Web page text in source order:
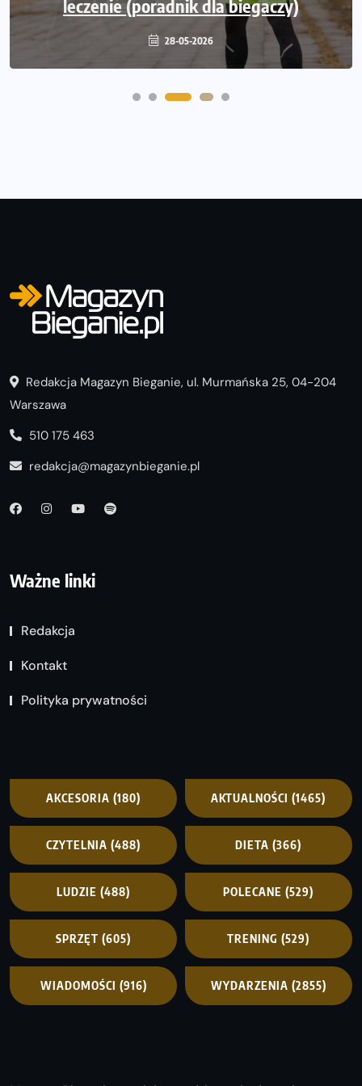
leczenie (poradnik dla biegaczy)
28-05-2026
Jakie badania wykonać?
21-05-2026
Redakcja Magazyn Bieganie, ul. Murmańska 25, 04-204
Warszawa
510 175 463
redakcja@magazynbieganie.pl
Ważne linki
Redakcja
Kontakt
Polityka prywatności
AKCESORIA (180) AKTUALNOŚCI (1465)
CZYTELNIA (488) DIETA (366)
LUDZIE (488) POLECANE (529)
SPRZĘT (605) TRENING (529)
WIADOMOŚCI (916) WYDARZENIA (2855)